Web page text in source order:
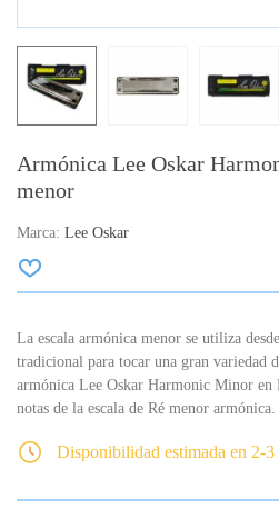
Armónica Lee Oskar
menor
Marca: Lee Oskar
La escala armónica menor se utiliza
tradicional para tocar una gran variedad
armónica Lee Oskar Harmonic Minor
notas de la escala de Ré menor armónica.
Disponibilidad estimada en 2-3